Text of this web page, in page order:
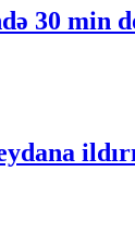
30 min